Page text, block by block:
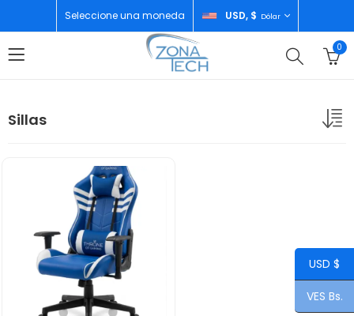
Seleccione una moneda USD, $ Dólar
0
Sillas
USD $
VES Bs.